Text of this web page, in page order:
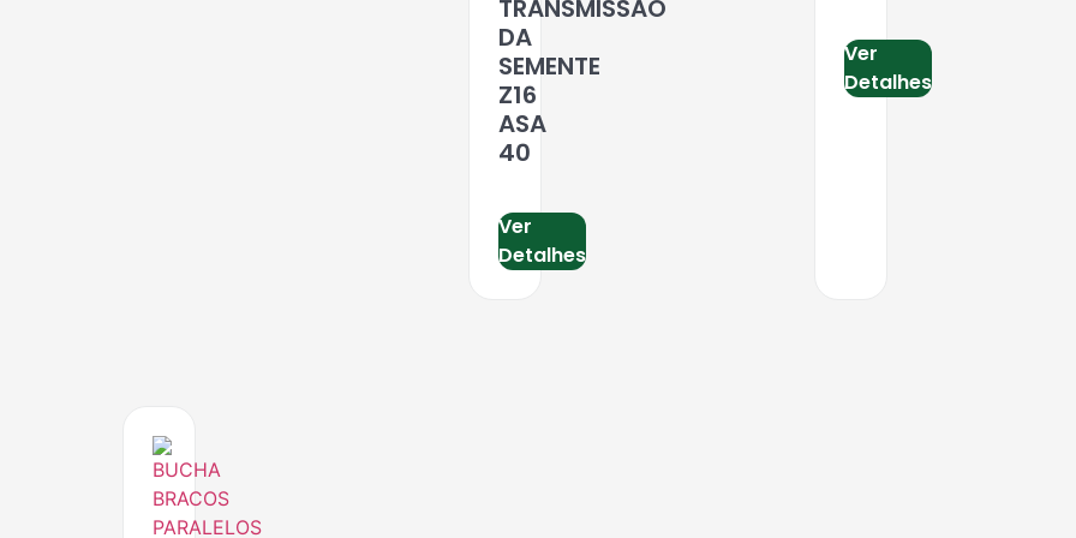
TRANSMISSAO
DA
SEMENTE
Z16
ASA
40
Ver
Detalhes
Ver
Detalhes